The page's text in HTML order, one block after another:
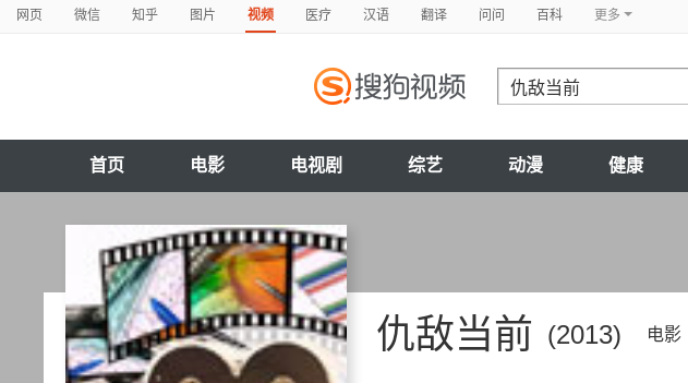
网页 微信 知乎 图片 视频 医疗 汉语 翻译 问问 百科 更多
首页 电影 电视剧 综艺 动漫 健康
(2013) 电影
仇敌当前